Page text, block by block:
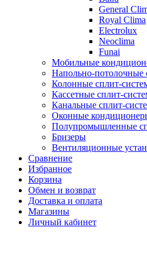
General
Royal Clima
Electrolux
Neoclima
Funai
Мобильные
Напольно-потолоч​ные
Колонные ​​сплит-
Кассетные сплит-
Канальные сплит-
Оконные
Полупромышленные
Бризеры
Вентиляционные
Сравнение
Избранное
Корзина
Обмен и возврат
Доставка и оплата
Магазины
Личный кабинет